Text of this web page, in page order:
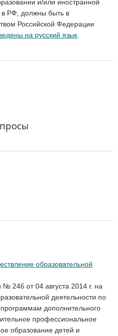
и/или иностранной
в РФ, должны быть в
Российской Федерации
на русский язык
образовательной
246 от 04 августа 2014 г. на
деятельности по
дополнительного
профессиональное
образование детей и